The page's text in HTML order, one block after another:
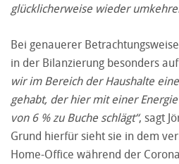
glücklicherweise wieder
Bei genauerer
in der Bilanzierung besonders
wir im Bereich der Haushalte
gehabt, der hier mit einer
von 6 % zu Buche schlägt“, sagt
Grund hierfür sieht sie in dem
Home-Office während der